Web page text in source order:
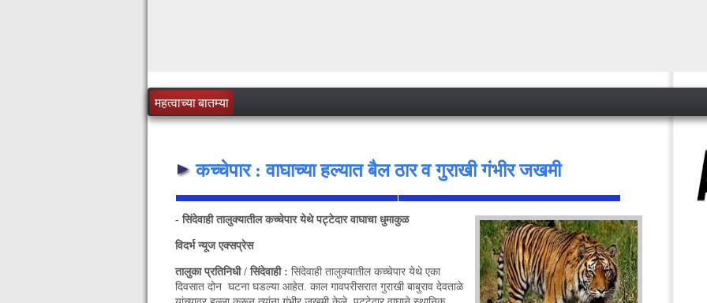
महत्वाच्या बातम्या
कच्चेपार : वाघाच्या हल्यात बैल ठार व गुराखी गंभीर जखमी
- सिंदेवाही तालुक्यातील कच्चेपार येथे पट्टेदार वाघाचा धुमाकुळ
विदर्भ न्यूज एक्सप्रेस
तालुका प्रतिनिधी / सिंदेवाही : सिंदेवाही तालुक्यातील कच्चेपार येथे एका
दिवसात दोन घटना घडल्या आहेत. काल गावपरीसरात गुराखी बाबुराव देवताळे